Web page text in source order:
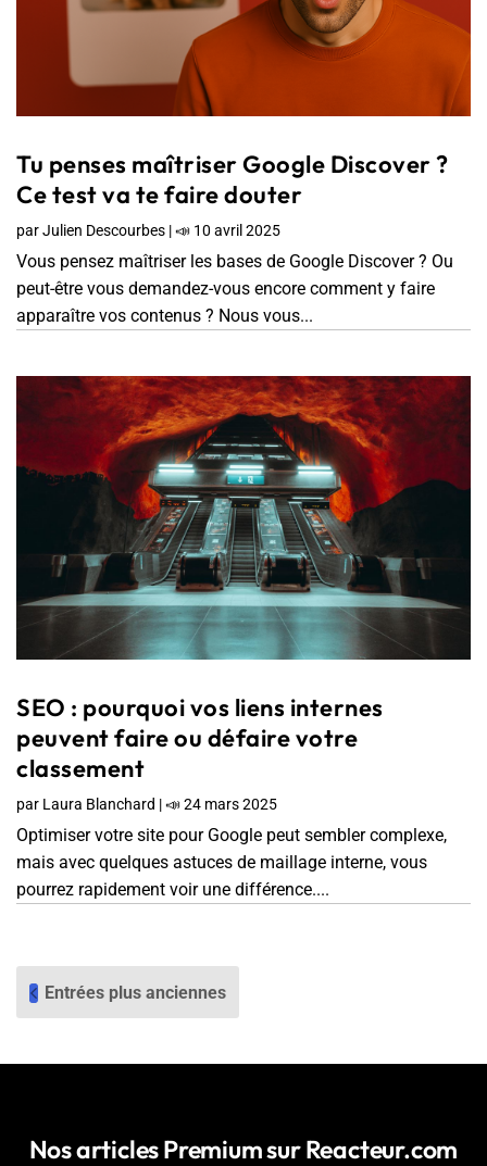
Tu penses maîtriser Google Discover ?
Ce test va te faire douter
parJulien Descourbes |📣 10 avril 2025
Vous pensez maîtriser les bases de Google Discover ? Ou
peut-être vous demandez-vous encore comment y faire
apparaître vos contenus ? Nous vous...
SEO : pourquoi vos liens internes
peuvent faire ou défaire votre
classement
par Laura Blanchard |📣 24 mars 2025
Optimiser votre site pour Google peut sembler complexe,
mais avec quelques astuces de maillage interne, vous
pourrez rapidement voir une différence....
Entrées plus anciennes
Nos articles Premium sur Reacteur.com